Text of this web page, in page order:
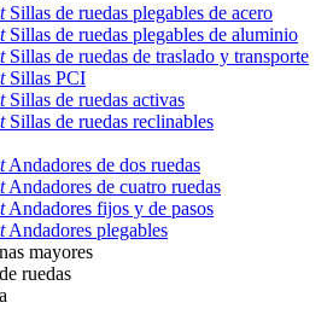
Sillas de ruedas plegables de acero
Sillas de ruedas plegables de aluminio
Sillas de ruedas de traslado y transporte
Sillas PCI
Sillas de ruedas activas
Sillas de ruedas reclinables
Andadores de dos ruedas
Andadores de cuatro ruedas
Andadores fijos y de pasos
Andadores plegables